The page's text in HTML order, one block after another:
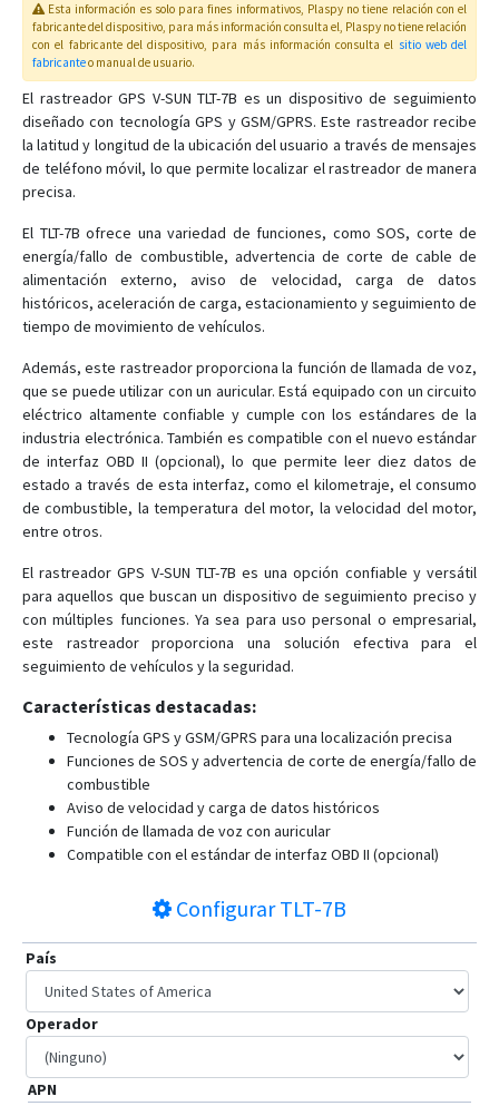
TLT-2N
TLT-3A
TLT-6C
TLT-8A
V-3338
V-520
V-580
V-680
V-690
Esta información es solo para fines informativos, Plaspy no tiene relación con el
fabricante del dispositivo, para más información consulta el, Plaspy no tiene relación
con el fabricante del dispositivo, para más información consulta el sitio web del
fabricanteo manual de usuario.
El rastreador GPS V-SUN TLT-7B es un dispositivo de seguimiento
diseñado con tecnología GPS y GSM/GPRS. Este rastreador recibe
la latitud y longitud de la ubicación del usuario a través de mensajes
de teléfono móvil, lo que permite localizar el rastreador de manera
precisa.
El TLT-7B ofrece una variedad de funciones, como SOS, corte de
energía/fallo de combustible, advertencia de corte de cable de
alimentación externo, aviso de velocidad, carga de datos
históricos, aceleración de carga, estacionamiento y seguimiento de
tiempo de movimiento de vehículos.
Además, este rastreador proporciona la función de llamada de voz,
que se puede utilizar con un auricular. Está equipado con un circuito
eléctrico altamente confiable y cumple con los estándares de la
industria electrónica. También es compatible con el nuevo estándar
de interfaz OBD II (opcional), lo que permite leer diez datos de
estado a través de esta interfaz, como el kilometraje, el consumo
de combustible, la temperatura del motor, la velocidad del motor,
entre otros.
El rastreador GPS V-SUN TLT-7B es una opción confiable y versátil
para aquellos que buscan un dispositivo de seguimiento preciso y
con múltiples funciones. Ya sea para uso personal o empresarial,
este rastreador proporciona una solución efectiva para el
seguimiento de vehículos y la seguridad.
Características destacadas:
Tecnología GPS y GSM/GPRS para una localización precisa
Funciones de SOS y advertencia de corte de energía/fallo de
combustible
Aviso de velocidad y carga de datos históricos
Función de llamada de voz con auricular
Compatible con el estándar de interfaz OBD II (opcional)
ConfigurarTLT-7B
País
Operador
APN